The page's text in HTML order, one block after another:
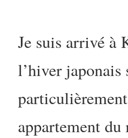
Je suis arrivé à
l’hiver japonais
appartement du